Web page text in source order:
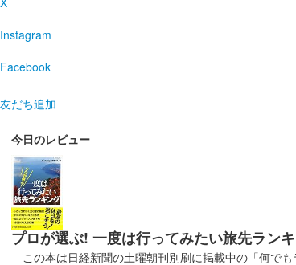
上山城 御城印 12月限定版（椿）
Instagram
Facebook
友だち追加
今日のレビュー
プロが選ぶ! 一度は行ってみたい旅先ラン
この本は日経新聞の土曜朝刊別刷に掲載中の「何で